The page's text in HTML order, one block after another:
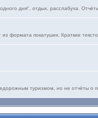
дня", отдых, расслабуха.
формата покатушек. Краткие
туризмом, но не отчёты о